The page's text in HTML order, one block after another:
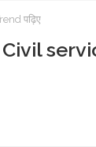
पढ़िए
Civil